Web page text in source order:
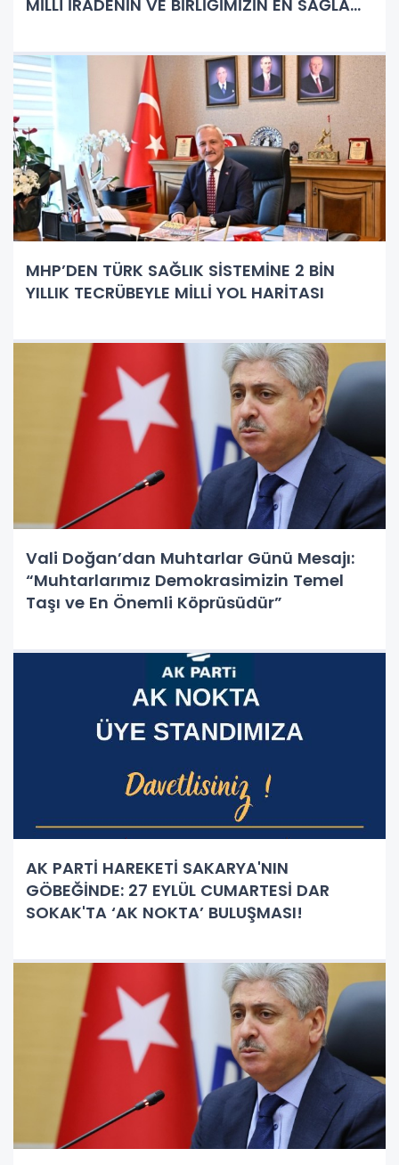
MİLLÎ İRADENİN VE BİRLİĞİMİZİN EN SAĞLAM
MHP’DEN TÜRK SAĞLIK SİSTEMİNE 2 BİN
YILLIK TECRÜBEYLE MİLLİ YOL HARİTASI
Vali Doğan’dan Muhtarlar Günü Mesajı:
“Muhtarlarımız Demokrasimizin Temel
Taşı ve En Önemli Köprüsüdür”
AK PARTİ HAREKETİ SAKARYA'NIN
GÖBEĞİNDE: 27 EYLÜL CUMARTESİ DAR
SOKAK'TA ‘AK NOKTA’ BULUŞMASI!